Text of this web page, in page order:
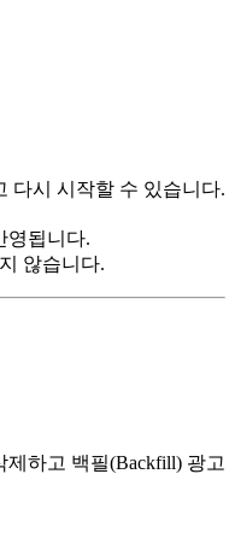
다시 시작할 수 있습니다.
영됩니다.
않습니다.
하고 백필(Backfill) 광고